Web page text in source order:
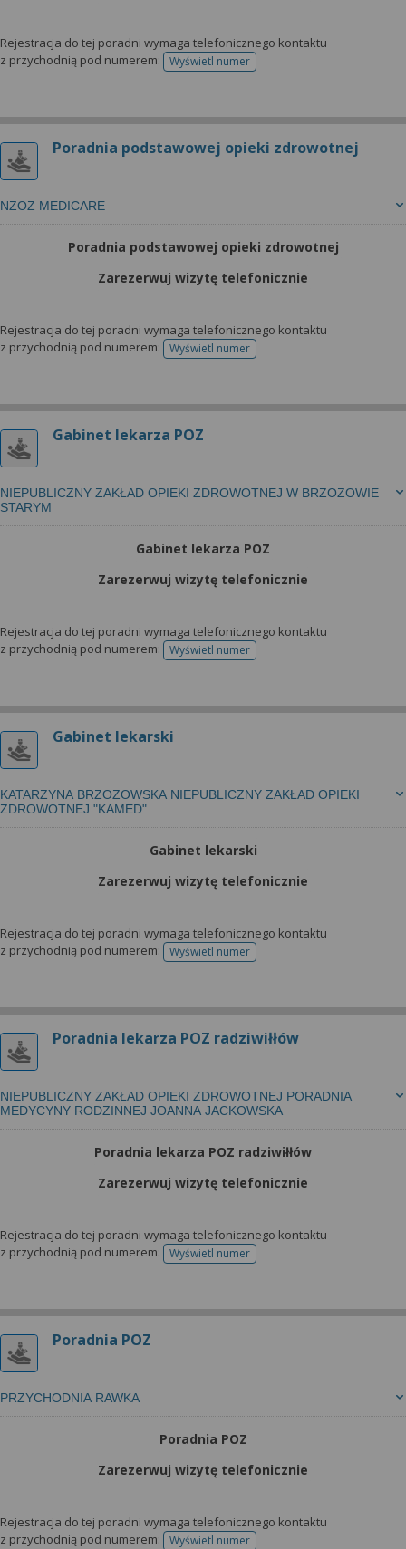
Rejestracja do tej poradni wymaga telefonicznego kontaktu
z przychodnią pod numerem:
Wyświetl numertelefonu do rejestracji
Poradnia podstawowej opieki zdrowotnej
NZOZ MEDICARE
Poradnia podstawowej opieki zdrowotnej
Zarezerwuj wizytę telefonicznie
Rejestracja do tej poradni wymaga telefonicznego kontaktu
z przychodnią pod numerem:
Wyświetl numertelefonu do rejestracji
Gabinet lekarza POZ
NIEPUBLICZNY ZAKŁAD OPIEKI ZDROWOTNEJ W BRZOZOWIE
STARYM
Gabinet lekarza POZ
Zarezerwuj wizytę telefonicznie
Rejestracja do tej poradni wymaga telefonicznego kontaktu
z przychodnią pod numerem:
Wyświetl numertelefonu do rejestracji
Gabinet lekarski
KATARZYNA BRZOZOWSKA NIEPUBLICZNY ZAKŁAD OPIEKI
ZDROWOTNEJ "KAMED"
Gabinet lekarski
Zarezerwuj wizytę telefonicznie
Rejestracja do tej poradni wymaga telefonicznego kontaktu
z przychodnią pod numerem:
Wyświetl numertelefonu do rejestracji
Poradnia lekarza POZ radziwiłłów
NIEPUBLICZNY ZAKŁAD OPIEKI ZDROWOTNEJ PORADNIA
MEDYCYNY RODZINNEJ JOANNA JACKOWSKA
Poradnia lekarza POZ radziwiłłów
Zarezerwuj wizytę telefonicznie
Rejestracja do tej poradni wymaga telefonicznego kontaktu
z przychodnią pod numerem:
Wyświetl numertelefonu do rejestracji
Poradnia POZ
PRZYCHODNIA RAWKA
Poradnia POZ
Zarezerwuj wizytę telefonicznie
Rejestracja do tej poradni wymaga telefonicznego kontaktu
z przychodnią pod numerem:
Wyświetl numer